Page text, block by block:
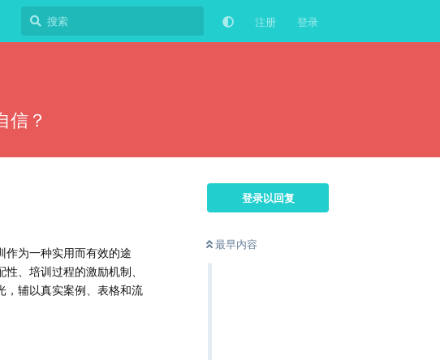
注册 登录
信？
登录以回复
最早内容
作为一种实用而有效的途
、培训过程的激励机制、
，辅以真实案例、表格和流